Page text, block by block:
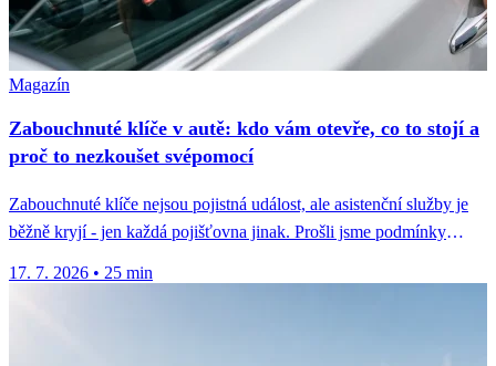
Magazín
Zabouchnuté klíče v autě: kdo vám otevře, co to stojí a
proč to nezkoušet svépomocí
Zabouchnuté klíče nejsou pojistná událost, ale asistenční služby je
běžně kryjí - jen každá pojišťovna jinak. Prošli jsme podmínky
17. 7. 2026 • 25 min